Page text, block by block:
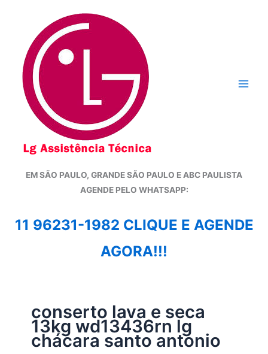
conteúdo
EM SÃO PAULO, GRANDE SÃO PAULO E ABC PAULISTA
AGENDE PELO WHATSAPP:
11 96231-1982 CLIQUE E AGENDE
AGORA!!!
conserto lava e seca
13kg wd13436rn lg
chácara santo antonio